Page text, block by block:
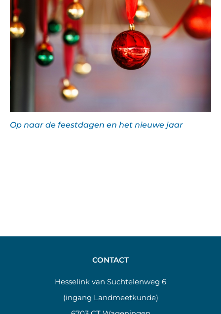
Op naar de feestdagen en het nieuwe jaar
CONTACT
Hesselink van Suchtelenweg 6
(ingang Landmeetkunde)